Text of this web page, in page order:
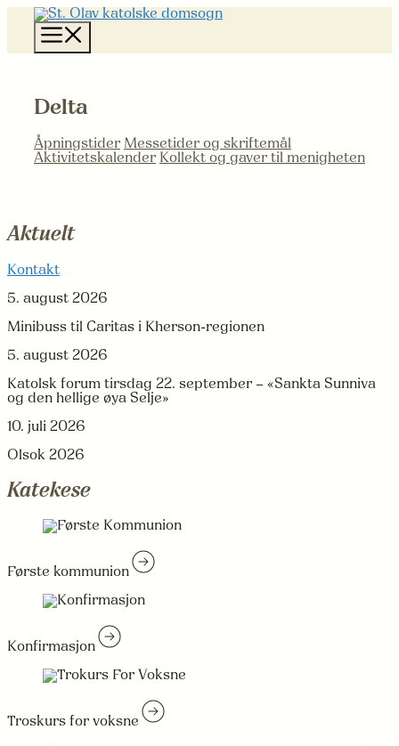
Hopp
innhold
Delta
Åpningstider Messetider og skriftemål
Aktivitetskalender Kollekt og gaver til menigheten
Aktuelt
Kontakt
5. august 2026
Minibuss til Caritas i Kherson-regionen
5. august 2026
Katolsk forum tirsdag 22. september – «Sankta Sunniva
og den hellige øya Selje»
10. juli 2026
Olsok 2026
Katekese
Første kommunion
Konfirmasjon
Troskurs for voksne